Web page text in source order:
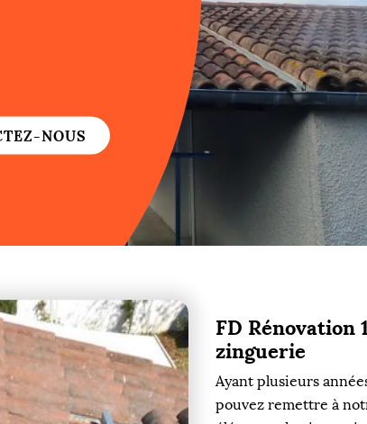
NOUS
FD Rénovation
zinguerie
Ayant plusieurs
pouvez remettre à